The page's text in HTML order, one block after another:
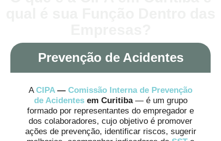
Prevenção de Acidentes
ACIPA— Comissão Interna de Prevenção
de Acidentes em Curitiba — é um grupo
formado por representantes do empregador e
dos colaboradores, cujo objetivo é promover
ações de prevenção, identificar riscos, sugerir